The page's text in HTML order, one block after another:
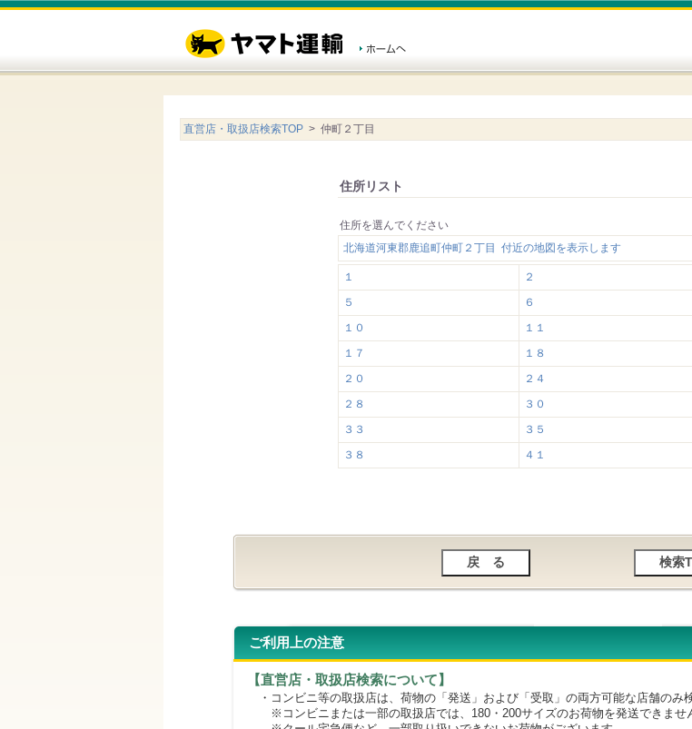
直営店・取扱店検索TOP > 仲町２丁目
住所リスト
住所を選んでください
北海道河東郡鹿追町仲町２丁目 付近の地図を表示します
１ ２
５
６
１０
１１
１７
１８
２０
２４
２８
３０
３３
３５
３８
４１
ご利用上の注意
【直営店・取扱店検索について】
・コンビニ等の取扱店は、荷物の「発送」および「受取」の両方可能な店舗のみ
※コンビニまたは一部の取扱店では、180・200サイズのお荷物を発送できませ